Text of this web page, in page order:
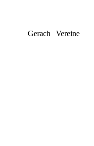
Gerach Vereine